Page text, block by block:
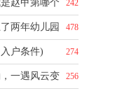
242
赵甲第哪个
478
两年幼儿园
274
户条件)
256
一遇风云变